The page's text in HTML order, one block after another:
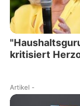
kritisiert
Artikel -